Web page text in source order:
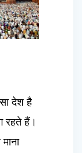
देश है
रहते हैं।